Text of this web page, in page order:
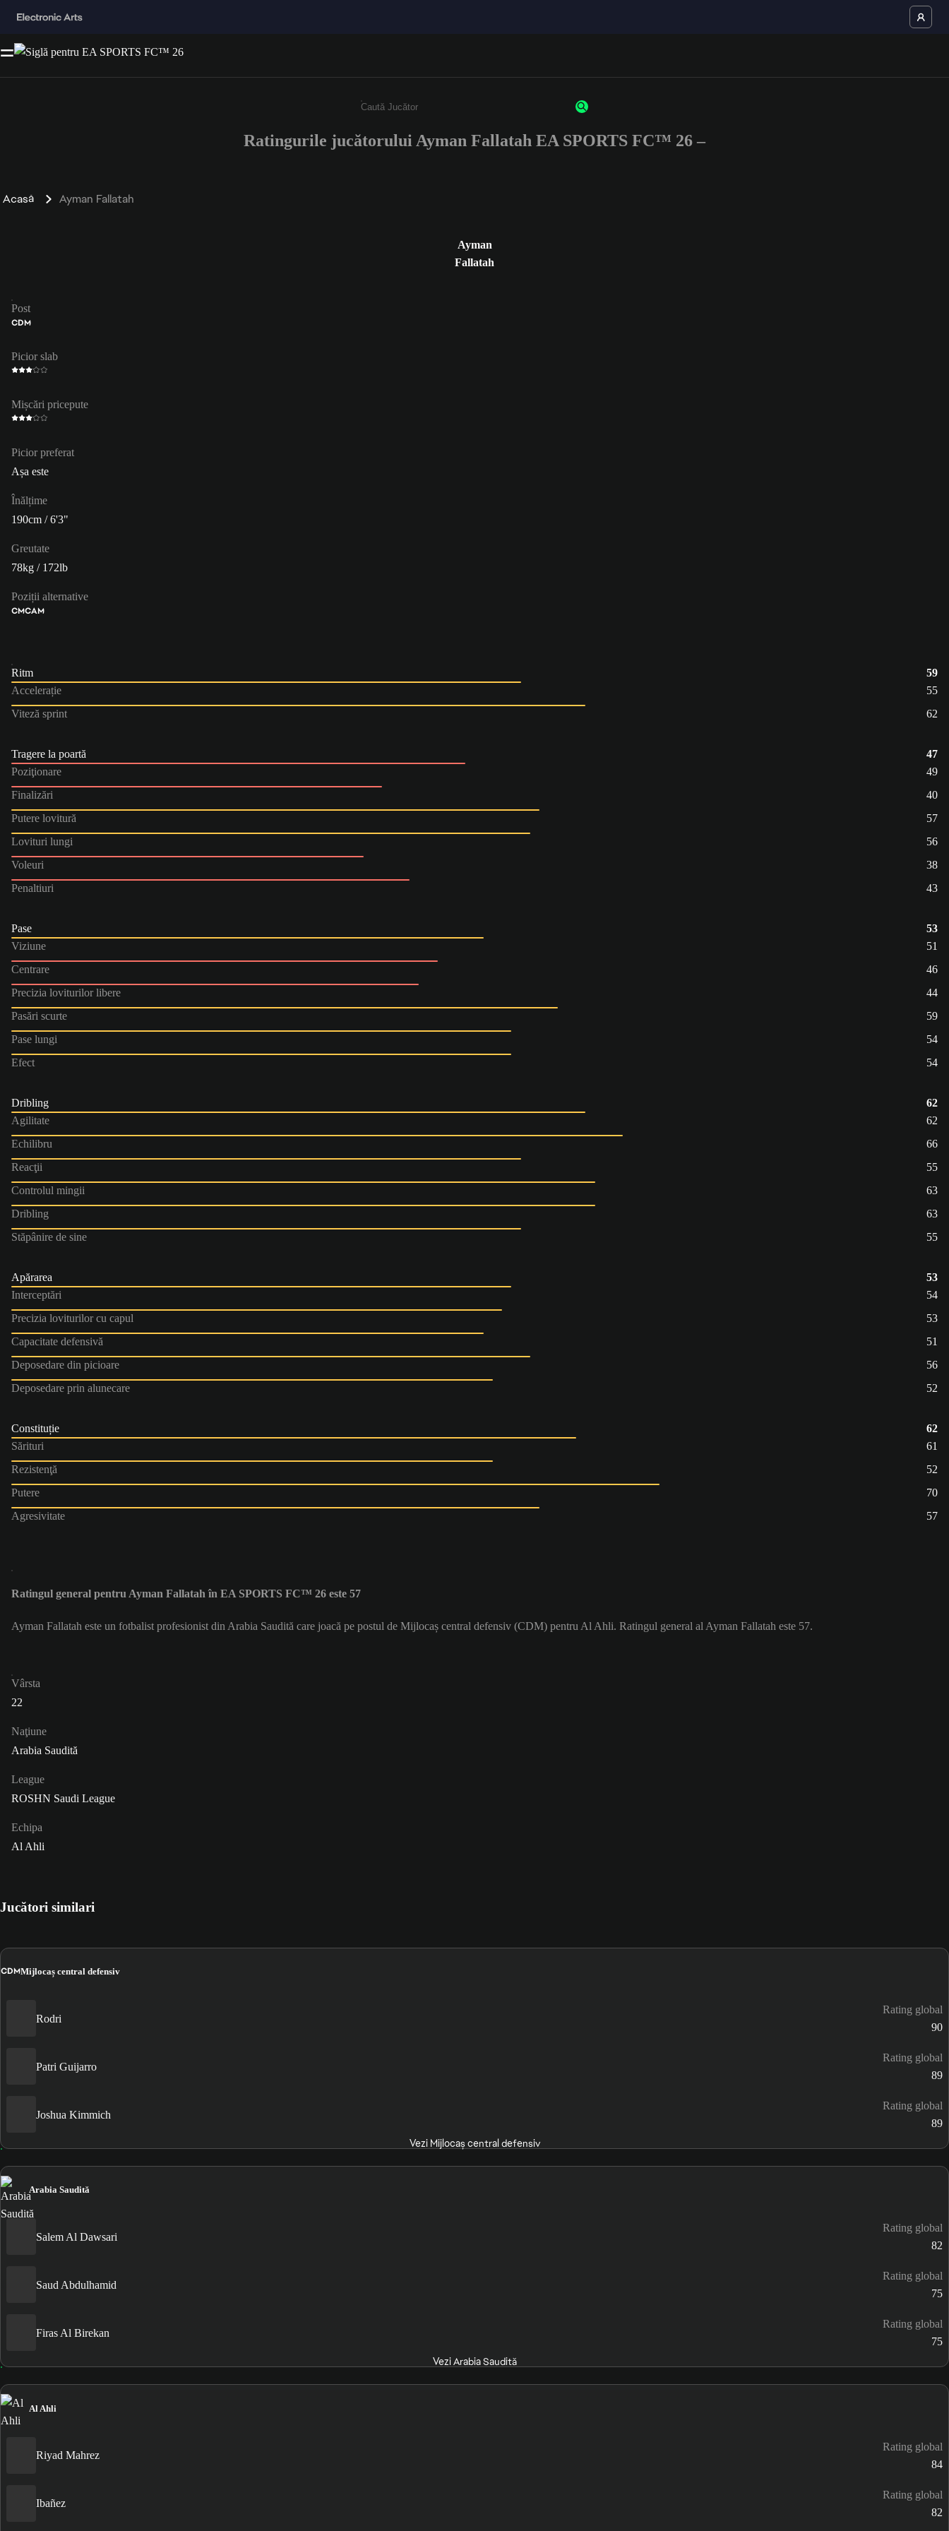
Enter a minimum of 3 characters or numbers
Ratingurile jucătorului Ayman Fallatah EA SPORTS FC™ 26 –
Acasă Ayman Fallatah
Ayman
Fallatah
Post
CDM
Picior slab
Mișcări pricepute
Picior preferat
Așa este
Înălțime
190cm / 6'3"
Greutate
78kg / 172lb
Poziții alternative
CMCAM
Ritm
59
Accelerație
55
Viteză sprint
62
Tragere la poartă
47
Poziţionare
49
Finalizări
40
Putere lovitură
57
Lovituri lungi
56
Voleuri
38
Penaltiuri
43
Pase
53
Viziune
51
Centrare
46
Precizia loviturilor libere
44
Pasări scurte
59
Pase lungi
54
Efect
54
Dribling
62
Agilitate
62
Echilibru
66
Reacţii
55
Controlul mingii
63
Dribling
63
Stăpânire de sine
55
Apărarea
53
Interceptări
54
Precizia loviturilor cu capul
53
Capacitate defensivă
51
Deposedare din picioare
56
Deposedare prin alunecare
52
Constituție
62
Sărituri
61
Rezistenţă
52
Putere
70
Agresivitate
57
Ratingul general pentru Ayman Fallatah în EA SPORTS FC™ 26 este 57
Ayman Fallatah este un fotbalist profesionist din Arabia Saudită care joacă pe postul de Mijlocaș central defensiv (CDM) pentru Al Ahli. Ratingul general al Ayman Fallatah este 57.
Vârsta
22
Naţiune
Arabia Saudită
League
ROSHN Saudi League
Echipa
Al Ahli
Jucători similari
CDMMijlocaș central defensiv
Rodri
Rating global
90
Patri Guijarro
Rating global
89
Joshua Kimmich
Rating global
89
Vezi Mijlocaș central defensiv
Arabia Saudită
Salem Al Dawsari
Rating global
82
Saud Abdulhamid
Rating global
75
Firas Al Birekan
Rating global
75
Vezi Arabia Saudită
Al Ahli
Riyad Mahrez
Rating global
84
Ibañez
Rating global
82